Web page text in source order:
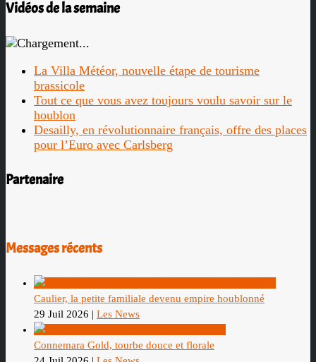
Vidéos de la semaine
La Villa Météor, nouvelle étape de tourisme
brassicole
Tout ce que vous avez toujours voulu savoir sur le
houblon
Desailly, en révolutionnaire français, offre des places
pour l’Euro avec Carlsberg
Partenaire
Messages récents
Caulier, la petite familiale devenu empire houblonné
29 Juil 2026 | Les News
Connemara Gold, tourbe douce et florale